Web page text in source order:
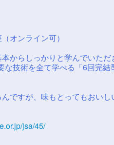
オンライン可）
からしっかりと学んでいた
な技術を全て学べる「6回完結
ですが、味もとってもおい
jsa/45/